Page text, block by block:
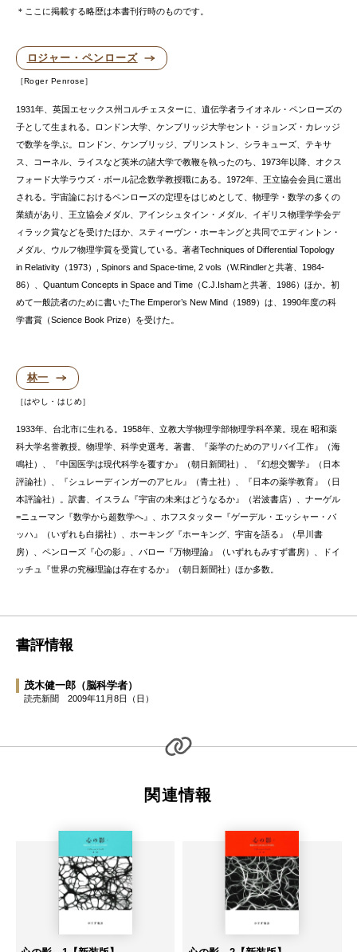
＊ここに掲載する略歴は本書刊行時のものです。
ロジャー・ペンローズ
Roger Penrose
1931年、英国エセックス州コルチェスターに、遺伝学者ライオネル・ペンローズの
子として生まれる。ロンドン大学、ケンブリッジ大学セント・ジョンズ・カレッジ
で数学を学ぶ。ロンドン、ケンブリッジ、プリンストン、シラキューズ、テキサ
ス、コーネル、ライスなど英米の諸大学で教鞭を執ったのち、1973年以降、オクス
フォード大学ラウズ・ボール記念数学教授職にある。1972年、王立協会会員に選出
される。宇宙論におけるペンローズの定理をはじめとして、物理学・数学の多くの
業績があり、王立協会メダル、アインシュタイン・メダル、イギリス物理学学会デ
ィラック賞などを受けたほか、スティーヴン・ホーキングと共同でエディントン・
メダル、ウルフ物理学賞を受賞している。著者Techniques of Differential Topology
in Relativity（1973）, Spinors and Space-time, 2 vols（W.Rindlerと共著、1984-
86）、Quantum Concepts in Space and Time（C.J.Ishamと共著、1986）ほか。初
めて一般読者のために書いたThe Emperor’s New Mind（1989）は、1990年度の科
学書賞（Science Book Prize）を受けた。
林一
はやし・はじめ
1933年、台北市に生れる。1958年、立教大学物理学部物理学科卒業。現在 昭和薬
科大学名誉教授。物理学、科学史選考。著書、『薬学のためのアリバイ工作』（海
鳴社）、『中国医学は現代科学を覆すか』（朝日新聞社）、『幻想交響学』（日本
評論社）、『シュレーディンガーのアヒル』（青土社）、『日本の薬学教育』（日
本評論社）。訳書、イスラム『宇宙の未来はどうなるか』（岩波書店）、ナーゲル
=ニューマン『数学から超数学へ』、ホフスタッター『ゲーデル・エッシャー・バ
ッハ』（いずれも白揚社）、ホーキング『ホーキング、宇宙を語る』（早川書
房）、ペンローズ『心の影』、バロー『万物理論』（いずれもみすず書房）、ドイ
ッチュ『世界の究極理論は存在するか』（朝日新聞社）ほか多数。
書評情報
茂木健一郎（脳科学者）
読売新聞 2009年11月8日（日）
関連情報